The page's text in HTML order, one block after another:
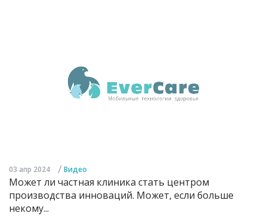
03 апр 2024 / Видео
Может ли частная клиника стать центром
производства инноваций. Может, если больше
некому...